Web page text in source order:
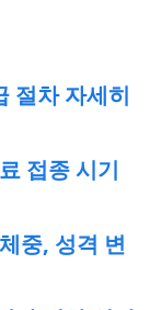
절차 자세히
접종 시기
중, 성격 변